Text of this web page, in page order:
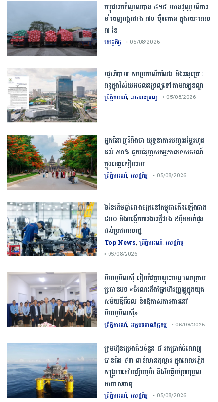
កម្ពុជារកចំណូលបាន ៤១៥ លានដុល្លារពីការ
នាំចេញអង្ករជាង ៧០ ម៉ឺនតោន ក្នុងរយៈពេល
៧ ខែ
សេដ្ឋកិច្ច • 05/08/2026
រដ្ឋាភិបាល សម្រេច​លើកលែង និងអនុគ្រោះ
ពន្ធក្នុងវិស័យអចលនទ្រព្យ​ទៅតាមលក្ខខណ្ឌ
ព្រឹត្តិការណ៍, អចលនទ្រព្យ • 05/08/2026
អ្នកជំនាញ​រំពឹង​ថា​ ​យុទ្ធនាការ​បញ្ចុះ​តម្លៃ​រហូត
ដល់​ ​៥០​% ​ជួយ​ជំរុញ​សកម្មភាព​ទេសចរណ៍​
ក្នុង​ខេត្ត​សៀមរាប​
ព្រឹត្តិការណ៍, សេដ្ឋកិច្ច • 05/08/2026
៦ខែដើមឆ្នាំរោងចក្រនៅកម្ពុជាកើនឡើងជាង
៨០០ និងបង្កើតការងារថ្មីជាង ៩ម៉ឺននាក់ជូន
ដល់ប្រជាពលរដ្ឋ
Top News,ព្រឹត្តិការណ៍,សេដ្ឋកិច្ច
• 05/08/2026
អិលអូអិលស៊ី រៀបចំវគ្គបណ្តុះបណ្តាលក្រោម
ប្រធានបទ «ចំណេះដឹងផ្នែកហិរញ្ញវត្ថុក្នុងយុគ
សម័យឌីជីថល និងឱកាសការងារនៅ
អិលអូអិលស៊ី»
ព្រឹត្តិការណ៍, អត្ថបទពាណិជ្ជកម្ម • 05/08/2026
ក្រុមហ៊ុនប្រេងធំៗចំនួន ៨ រកប្រាក់ចំណេញ
បានជិត ៩៣ ពាន់លានដុល្លារ ក្នុងពេលភ្លើង
សង្គ្រាមនៅមជ្ឈិមបូព៌ា និងវិបត្តិបម្រែបម្រួល
អាកាសធាតុ
ព្រឹត្តិការណ៍, សេដ្ឋកិច្ច • 05/08/2026